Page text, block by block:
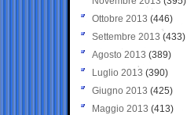
Ottobre 2013 (446)
Settembre 2013 (433)
Agosto 2013 (389)
Luglio 2013 (390)
Giugno 2013 (425)
Maggio 2013 (413)